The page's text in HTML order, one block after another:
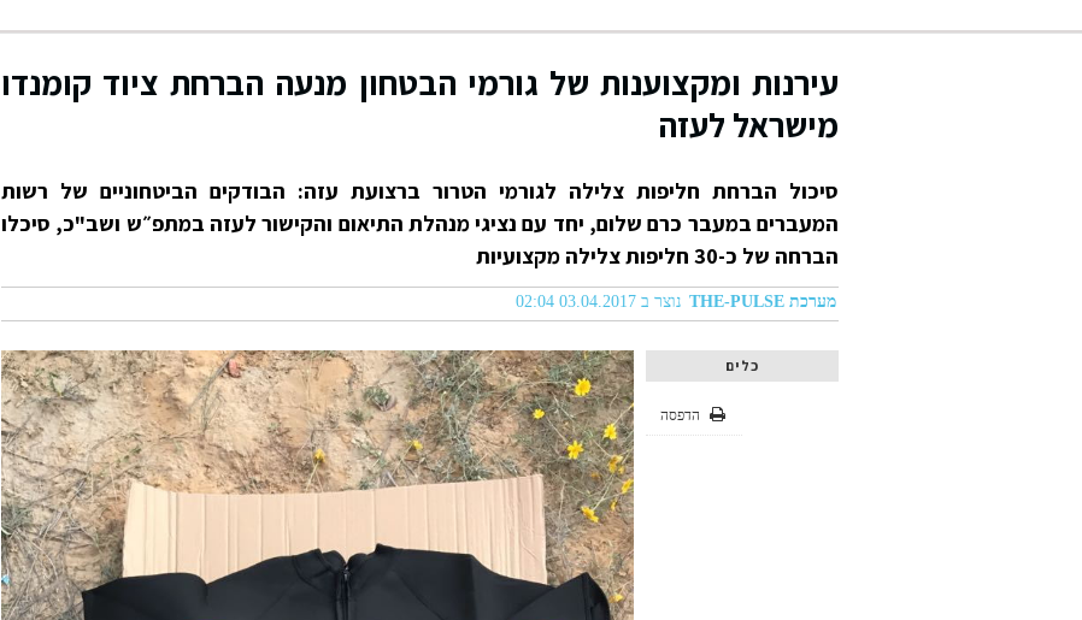
עירנות ומקצוענות של גורמי הבטחון מנעה הברחת ציוד קומנדו
מישראל לעזה
סיכול הברחת חליפות צלילה לגורמי הטרור ברצועת עזה: הבודקים הביטחוניים של רשות
המעברים במעבר כרם שלום, יחד עם נציגי מנהלת התיאום והקישור לעזה במתפ״ש ושב"כ, סיכלו
הברחה של כ-30 חליפות צלילה מקצועיות
מערכת THE-PULSE נוצר ב 03.04.2017 02:04
כלים
הדפסה